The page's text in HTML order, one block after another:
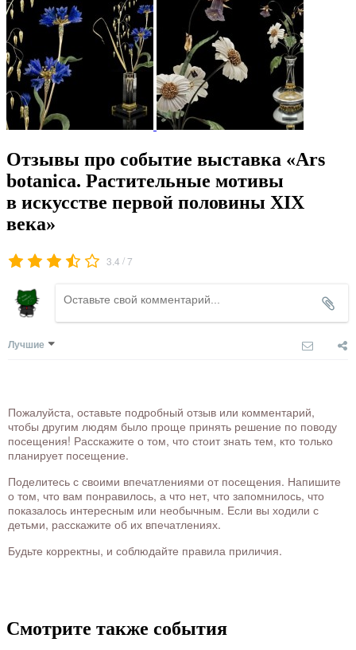
Отзывы про событие выставка «Аrs
botanica. Растительные мотивы
в искусстве первой половины XIX
века»
3.4 /7
Лучшие
Пожалуйста, оставьте подробный отзыв или комментарий,
чтобы другим людям было проще принять решение по поводу
посещения! Расскажите о том, что стоит знать тем, кто только
планирует посещение.
Поделитесь с своими впечатлениями от посещения. Напишите
о том, что вам понравилось, а что нет, что запомнилось, что
показалось интересным или необычным. Если вы ходили с
детьми, расскажите об их впечатлениях.
Будьте корректны, и соблюдайте правила приличия.
Смотрите также события